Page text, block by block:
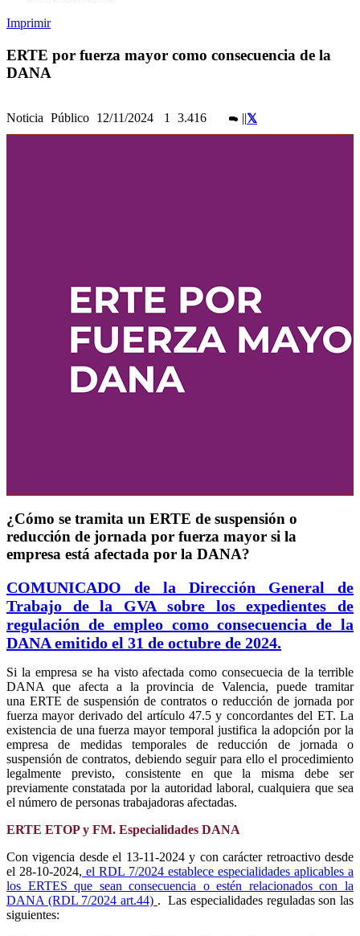
Imprimir
ERTE por fuerza mayor como consecuencia de la
DANA
Noticia Público 12/11/2024 1 3.416 ||
¿Cómo se tramita un ERTE de suspensión o
reducción de jornada por fuerza mayor si la
empresa está afectada por la DANA?
COMUNICADO de la Dirección General de
Trabajo de la GVA sobre los expedientes de
regulación de empleo como consecuencia de la
DANA emitido el 31 de octubre de 2024.
Si la empresa se ha visto afectada como consecuecia de la terrible
DANA que afecta a la provincia de Valencia, puede tramitar
una ERTE de suspensión de contratos o reducción de jornada por
fuerza mayor derivado del artículo 47.5 y concordantes del ET. La
existencia de una fuerza mayor temporal justifica la adopción por la
empresa de medidas temporales de reducción de jornada o
suspensión de contratos, debiendo seguir para ello el procedimiento
legalmente previsto, consistente en que la misma debe ser
previamente constatada por la autoridad laboral, cualquiera que sea
el número de personas trabajadoras afectadas.
ERTE ETOP y FM. Especialidades DANA
Con vigencia desde el 13-11-2024 y con carácter retroactivo desde
el 28-10-2024, el RDL 7/2024 establece especialidades aplicables a
los ERTES que sean consecuencia o estén relacionados con la
DANA (RDL 7/2024 art.44) . Las especialidades reguladas son las
siguientes: